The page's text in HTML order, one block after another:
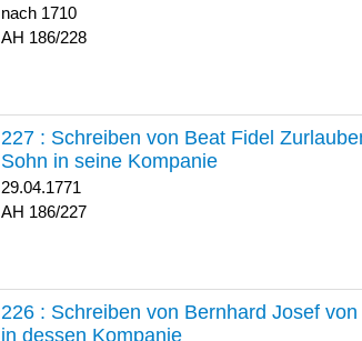
nach 1710
186/228
227 : Schreiben von Beat Fidel
Sohn in seine Kompanie
29.04.1771
186/227
226 : Schreiben von Bernhard Josef
in dessen Kompanie